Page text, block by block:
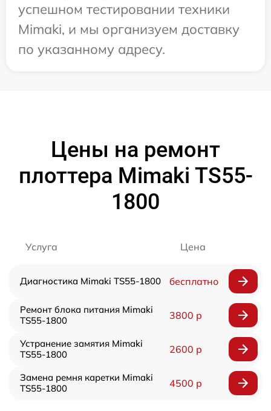
успешном тестировании техники
Mimaki, и мы организуем доставку
по указанному адресу.
Цены на ремонт
плоттера Mimaki TS55-
1800
Услуга Цена
Диагностика Mimaki TS55-1800 бесплатно
Ремонт блока питания Mimaki
TS55-1800
3800 р
Устранение замятия Mimaki
TS55-1800
2600 р
Замена ремня каретки Mimaki
TS55-1800
4500 р